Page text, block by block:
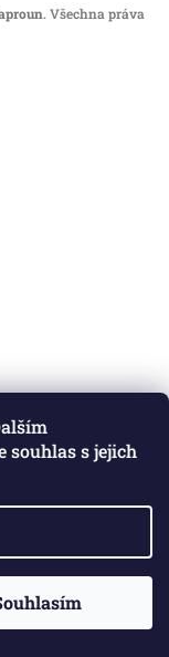
souhlas s jejich
. Všechna práva